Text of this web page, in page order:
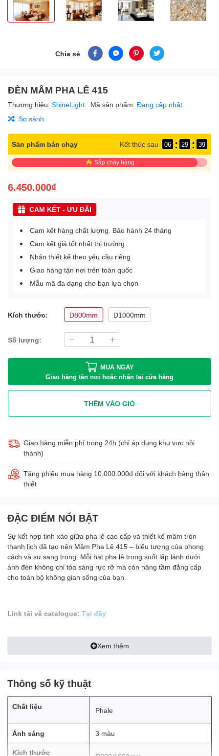
Chia sẻ
ĐÈN MÂM PHA LÊ 415
Thương hiệu: ShineLight Mã sản phẩm: Đang cập nhật
So sánh
Sản phẩm bán chạy Kết thúc sau 06 : 29 : 39
Sắp cháy hàng
6.450.000₫
CAM KẾT - ƯU ĐÃI
Cam kết hàng chất lượng. Bảo hành 24 tháng
Cam kết giá tốt nhất thị trường
Nhận thiết kế theo yêu cầu riêng
Giao hàng tận nơi trên toàn quốc
Mẫu mã đa dạng cho bạn lựa chọn
Kích thước: D800mm D1000mm
Số lượng:
MUA NGAY
Giao hàng tận nơi hoặc nhận tại cửa hàng
THÊM VÀO GIỎ
Giao hàng miễn phí trong 24h (chỉ áp dụng khu vực nội
thành)
Tặng phiếu mua hàng 10.000.000đ đối với khách hàng thân
thiết
ĐẶC ĐIỂM NỔI BẬT
Sự kết hợp tinh xảo giữa pha lê cao cấp và thiết kế mâm tròn
thanh lịch đã tạo nên Mâm Pha Lê 415 – biểu tượng của phong
cách và sự sang trọng. Mỗi hạt pha lê trong suốt lấp lánh dưới
ánh đèn không chỉ tỏa sáng rực rỡ mà còn nâng tầm đẳng cấp
cho toàn bộ không gian sống của bạn.
Link tải về catalogue: Tại đây
1. Thiết kế tinh tế – Lấp lánh ở mọi góc
nhìn
nhưng được cách điệu bằng cách sắp xếp các chuỗi pha lê
thành từng tầng mềm mại.
Mỗi hạt pha lê đều được cắt gọt chuẩn xác, khi ánh sáng
chiếu qua sẽ tạo nên những tia phản chiếu long lanh đầy
Từng đường nét của khung mâm được gia công tỉ mỉ, toát
lên vẻ sang trọng, phù hợp với không gian như phòng
khách, sảnh tiếp khách, phòng tiệc hay khách sạn cao cấp.
Xem thêm
Thông số kỹ thuật
Chất liệu Phale
Ánh sáng 3 màu
Kích thước